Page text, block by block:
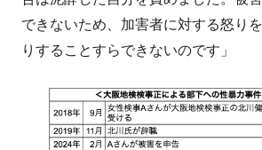
できないため、加害者に対する怒り
りすることすらできないのです」